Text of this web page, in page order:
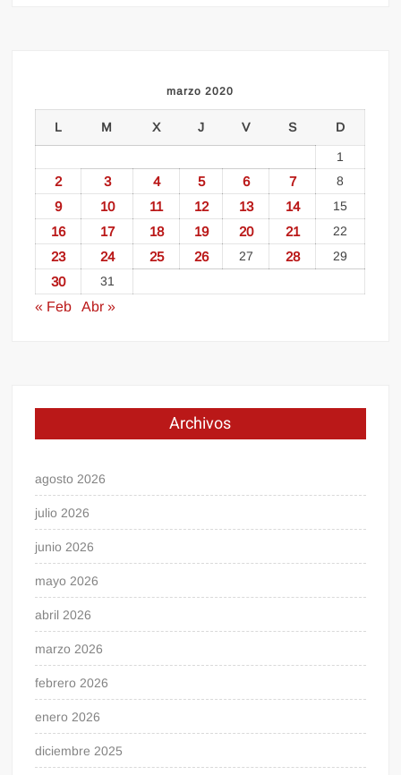
marzo 2020
L M X J V S D
1
2 3 4 5 6 7 8
9 10 11 12 13 14 15
16 17 18 19 20 21 22
23 24 25 26 27 28 29
30 31
« Feb Abr »
Archivos
agosto 2026
julio 2026
junio 2026
mayo 2026
abril 2026
marzo 2026
febrero 2026
enero 2026
diciembre 2025